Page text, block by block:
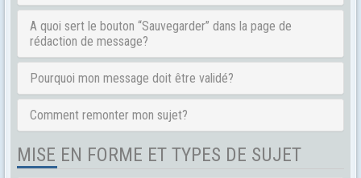
A quoi sert le bouton “Sauvegarder” dans la page de
rédaction de message?
Pourquoi mon message doit être validé?
Comment remonter mon sujet?
MISE EN FORME ET TYPES DE SUJET